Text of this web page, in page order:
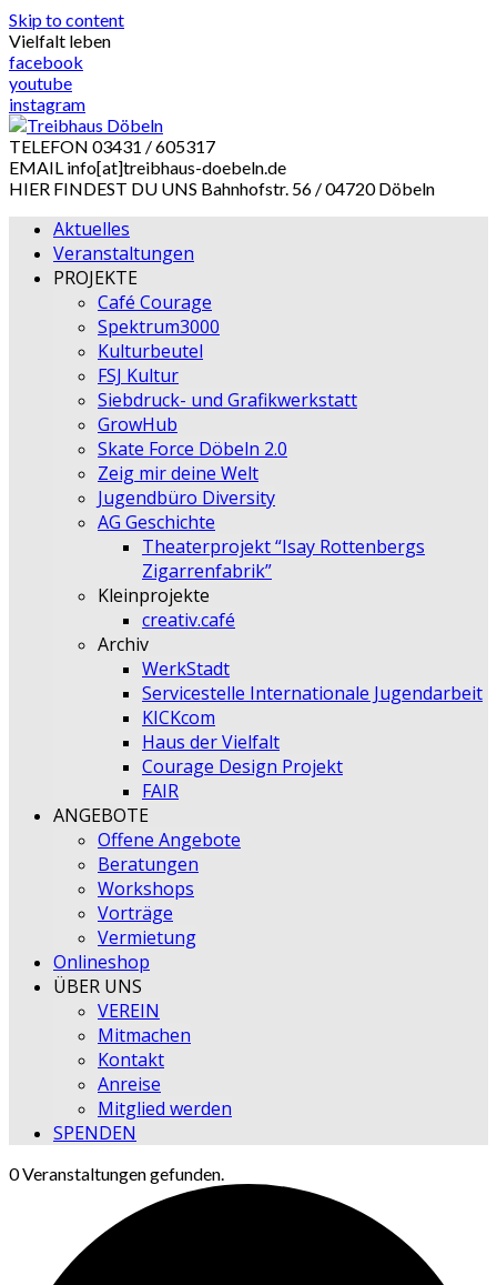
Skip to content
Vielfalt leben
facebook
youtube
instagram
TELEFON 03431 / 605317
EMAIL info[at]treibhaus-doebeln.de
HIER FINDEST DU UNS Bahnhofstr. 56 / 04720 Döbeln
Aktuelles
Veranstaltungen
PROJEKTE
Café Courage
Spektrum3000
Kulturbeutel
FSJ Kultur
Siebdruck- und Grafikwerkstatt
GrowHub
Skate Force Döbeln 2.0
Zeig mir deine Welt
Jugendbüro Diversity
AG Geschichte
Theaterprojekt “Isay Rottenbergs
Zigarrenfabrik”
Kleinprojekte
creativ.café
Archiv
WerkStadt
Servicestelle Internationale Jugendarbeit
KICKcom
Haus der Vielfalt
Courage Design Projekt
FAIR
ANGEBOTE
Offene Angebote
Beratungen
Workshops
Vorträge
Vermietung
Onlineshop
ÜBER UNS
VEREIN
Mitmachen
Kontakt
Anreise
Mitglied werden
SPENDEN
0 Veranstaltungen gefunden.